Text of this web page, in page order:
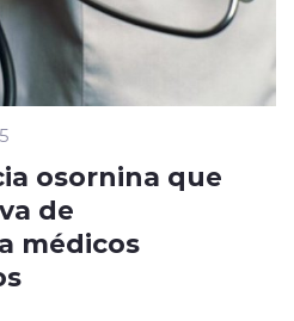
osornina que
de
médicos